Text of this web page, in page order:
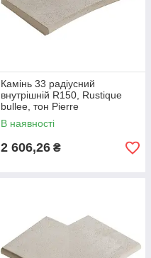
Камінь 33 радіусний
внутрішній R150, Rustique
bullee, тон Pierre
В наявності
2 606,26 ₴